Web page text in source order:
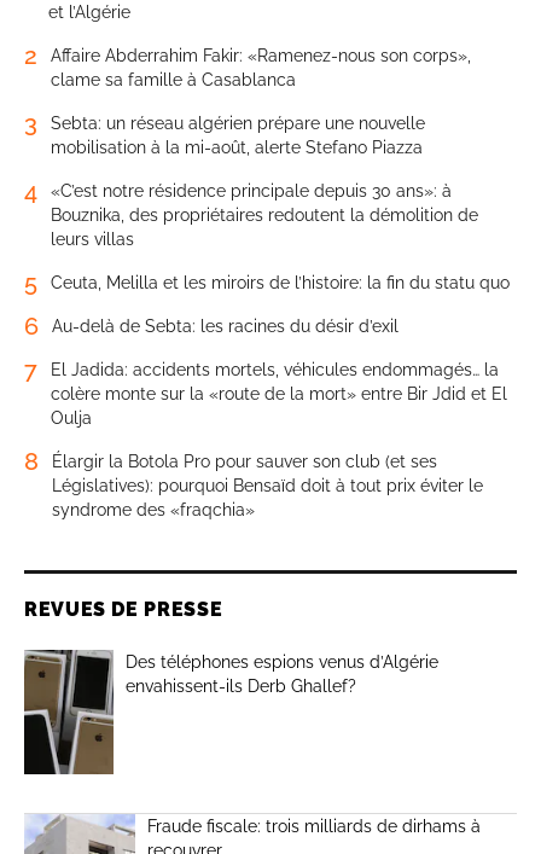
et l’Algérie
2
Affaire Abderrahim Fakir: «Ramenez-nous son corps»,
clame sa famille à Casablanca
3
Sebta: un réseau algérien prépare une nouvelle
mobilisation à la mi-août, alerte Stefano Piazza
4
«C’est notre résidence principale depuis 30 ans»: à
Bouznika, des propriétaires redoutent la démolition de
leurs villas
5 Ceuta, Melilla et les miroirs de l’histoire: la fin du statu quo
6 Au-delà de Sebta: les racines du désir d’exil
7
El Jadida: accidents mortels, véhicules endommagés… la
colère monte sur la «route de la mort» entre Bir Jdid et El
Oulja
8
Élargir la Botola Pro pour sauver son club (et ses
Législatives): pourquoi Bensaïd doit à tout prix éviter le
syndrome des «fraqchia»
REVUES DE PRESSE
Des téléphones espions venus d’Algérie
envahissent-ils Derb Ghallef?
Fraude fiscale: trois milliards de dirhams à